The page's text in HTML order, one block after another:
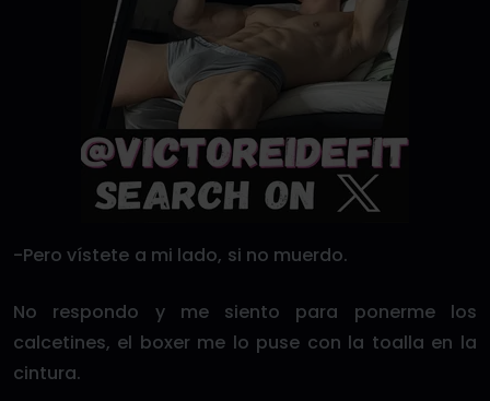
-Pero vístete a mi lado, si no muerdo.
No respondo y me siento para ponerme los
calcetines, el boxer me lo puse con la toalla en la
cintura.